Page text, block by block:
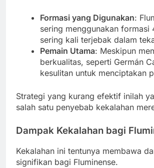
Formasi yang Digunakan:
sering menggunakan formasi
sering kali terjebak dalam
Pemain Utama: Meskipun
berkualitas, seperti Germán
kesulitan untuk menciptakan
Strategi yang kurang efektif inilah
salah satu penyebab kekalahan
Dampak Kekalahan bagi
Kekalahan ini tentunya membawa
signifikan bagi Fluminense.